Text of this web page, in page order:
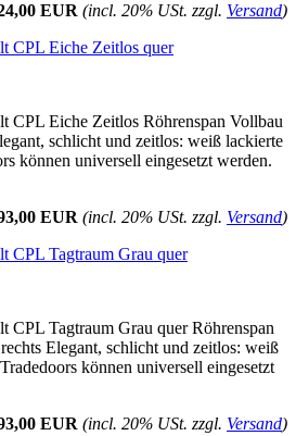
EUR (incl. 20% USt. zzgl. Versand)
CPL Eiche Zeitlos quer
CPL Eiche Zeitlos Röhrenspan Vollbau
schlicht und zeitlos: weiß lackierte
können universell eingesetzt werden.
EUR (incl. 20% USt. zzgl. Versand)
CPL Tagtraum Grau quer
CPL Tagtraum Grau quer Röhrenspan
Elegant, schlicht und zeitlos: weiß
können universell eingesetzt
EUR (incl. 20% USt. zzgl. Versand)